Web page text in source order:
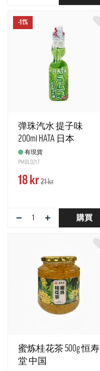
-11%
弹珠汽水 提子味
200ml HATA 日本
有現貨
PMDL0217
18 kr21 kr
− + 購買
蜜炼桂花茶 500g 恒寿
堂 中国